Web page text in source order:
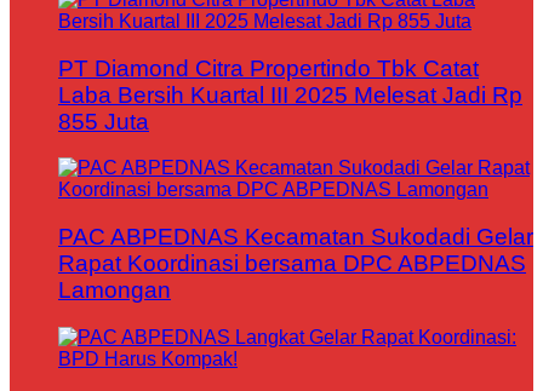
PT Diamond Citra Propertindo Tbk Catat
Laba Bersih Kuartal III 2025 Melesat Jadi Rp
855 Juta
PAC ABPEDNAS Kecamatan Sukodadi Gelar
Rapat Koordinasi bersama DPC ABPEDNAS
Lamongan